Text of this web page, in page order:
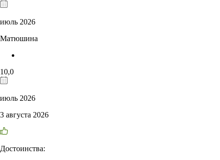
июль 2026
Матюшина
10,0
июль 2026
3 августа 2026
Достоинства: